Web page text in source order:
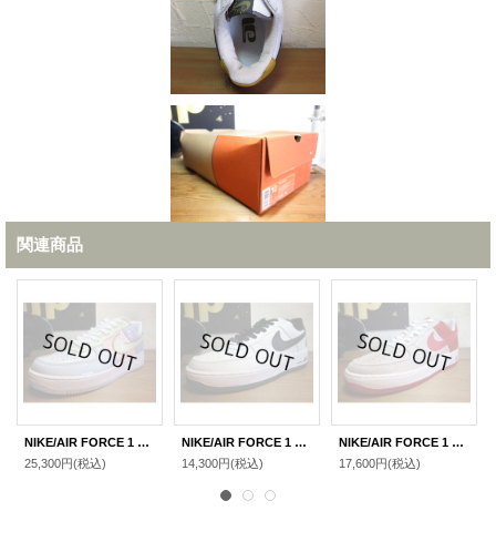
関連商品
NIKE/AIR FORCE 1 EASTER EGG TITANIUM(WHTxSAXxPINK) 307334-531
25,300円(税込)
NIKE/AIR FORCE 1 WHITExLT GRAPHTE(BLACK) 306509-107
14,300円(税込)
NIKE/AIR FORCE 1 PREMIUM METALIC SILVER 312945-061
17,600円(税込)